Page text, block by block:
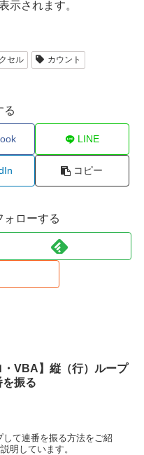
示されます。
セル
カウント
る
LINE
コピー
ォローする
・VBA】縦（行）ループ
を振る
て連番を振る方法をご紹
明しています。